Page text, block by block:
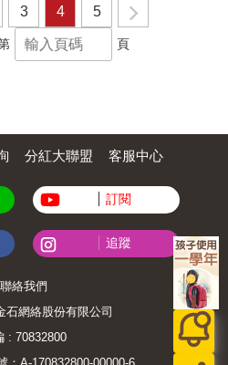
，以及創業、守業路上的甘苦。
3 4 5
頁
分紅大聯盟 客服中心
訂閱
追蹤
聯絡我們
石網絡股份有限公司
: 70832800